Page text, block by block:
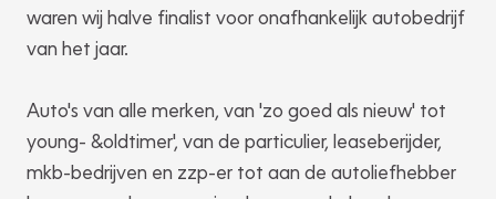
waren wij halve finalist voor onafhankelijk autobedrijf
van het jaar.
Auto's van alle merken, van 'zo goed als nieuw' tot
young- &oldtimer', van de particulier, leaseberijder,
mkb-bedrijven en zzp-er tot aan de autoliefhebber